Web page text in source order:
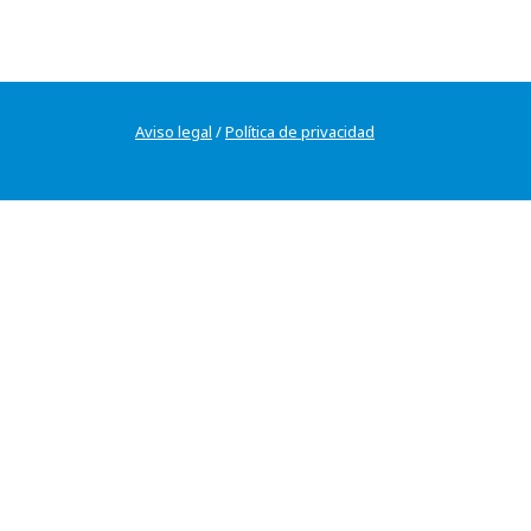
Aviso legal /Política de privacidad